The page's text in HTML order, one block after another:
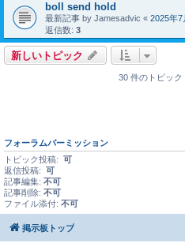
boll send hold
最新記事 by Jamesadvic « 2025年7
返信数: 3
新しいトピック
30 件のトピック
フォーラムパーミッション
トピック投稿: 可
返信投稿: 可
記事編集: 不可
記事削除: 不可
ファイル添付: 不可
掲示板トップ